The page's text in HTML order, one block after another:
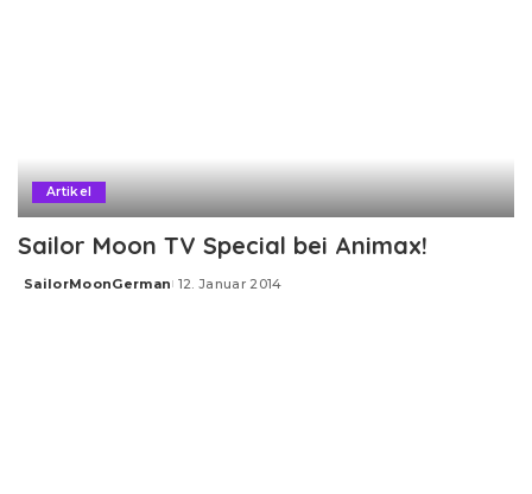
Artikel
Sailor Moon TV Special bei Animax!
Posted
SailorMoonGerman 12. Januar 2014